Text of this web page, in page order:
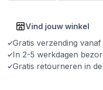
Vind jouw winkel
Gratis verzending
In 2-5 werkdagen
Gratis retourneren in